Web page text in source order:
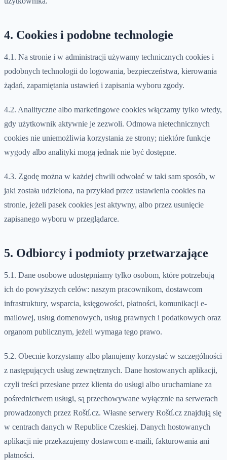
4. Cookies i podobne technologie
4.1. Na stronie i w administracji używamy technicznych cookies i
podobnych technologii do logowania, bezpieczeństwa, kierowania
żądań, zapamiętania ustawień i zapisania wyboru zgody.
4.2. Analityczne albo marketingowe cookies włączamy tylko wtedy,
gdy użytkownik aktywnie je zezwoli. Odmowa nietechnicznych
cookies nie uniemożliwia korzystania ze strony; niektóre funkcje
wygody albo analityki mogą jednak nie być dostępne.
4.3. Zgodę można w każdej chwili odwołać w taki sam sposób, w
jaki została udzielona, na przykład przez ustawienia cookies na
stronie, jeżeli pasek cookies jest aktywny, albo przez usunięcie
zapisanego wyboru w przeglądarce.
5. Odbiorcy i podmioty przetwarzające
5.1. Dane osobowe udostępniamy tylko osobom, które potrzebują
ich do powyższych celów: naszym pracownikom, dostawcom
infrastruktury, wsparcia, księgowości, płatności, komunikacji e-
mailowej, usług domenowych, usług prawnych i podatkowych oraz
organom publicznym, jeżeli wymaga tego prawo.
5.2. Obecnie korzystamy albo planujemy korzystać w szczególności
z następujących usług zewnętrznych. Dane hostowanych aplikacji,
czyli treści przesłane przez klienta do usługi albo uruchamiane za
pośrednictwem usługi, są przechowywane wyłącznie na serwerach
prowadzonych przez Roští.cz. Własne serwery Roští.cz znajdują się
w centrach danych w Republice Czeskiej. Danych hostowanych
aplikacji nie przekazujemy dostawcom e-maili, fakturowania ani
płatności.